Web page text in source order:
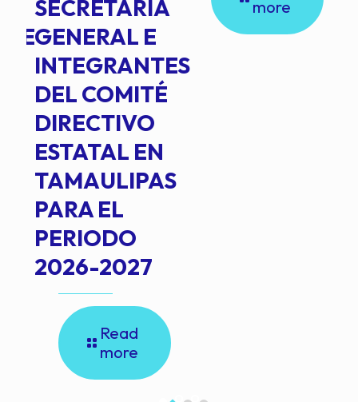
SECRETARIA
GENERAL E
INTEGRANTES
DEL COMITÉ
DIRECTIVO
ESTATAL EN
TAMAULIPAS
PARA EL
PERIODO
2026-2027
Read
more
more